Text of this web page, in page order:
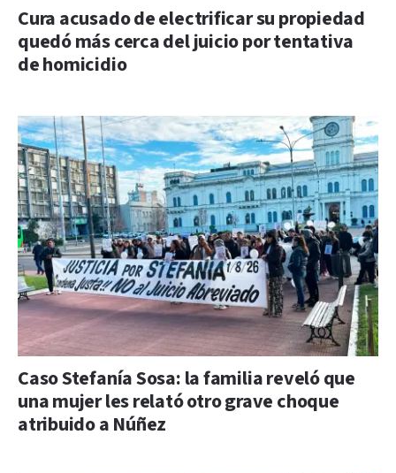
Cura acusado de electrificar su propiedad
quedó más cerca del juicio por tentativa
de homicidio
Caso Stefanía Sosa: la familia reveló que
una mujer les relató otro grave choque
atribuido a Núñez